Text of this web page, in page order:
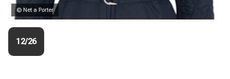
© Net a Porter
12/26